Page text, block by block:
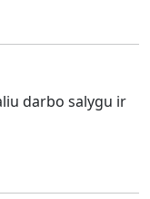
darbo salygu ir